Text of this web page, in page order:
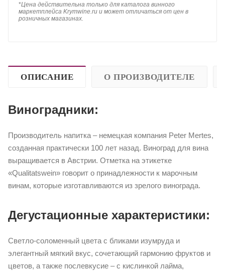
*Цена действительна только для каталога винного
маркетплейса Krymwine.ru и может отличаться от цен в
розничных магазинах.
ОПИСАНИЕ О ПРОИЗВОДИТЕЛЕ
Виноградники:
Производитель напитка – немецкая компания Peter Mertes,
созданная практически 100 лет назад. Виноград для вина
выращивается в Австрии. Отметка на этикетке
«Qualitatswein» говорит о принадлежности к марочным
винам, которые изготавливаются из зрелого винограда.
Дегустационные характеристики:
Светло-соломенный цвета с бликами изумруда и
элегантный мягкий вкус, сочетающий гармонию фруктов и
цветов, а также послевкусие – с кислинкой лайма,